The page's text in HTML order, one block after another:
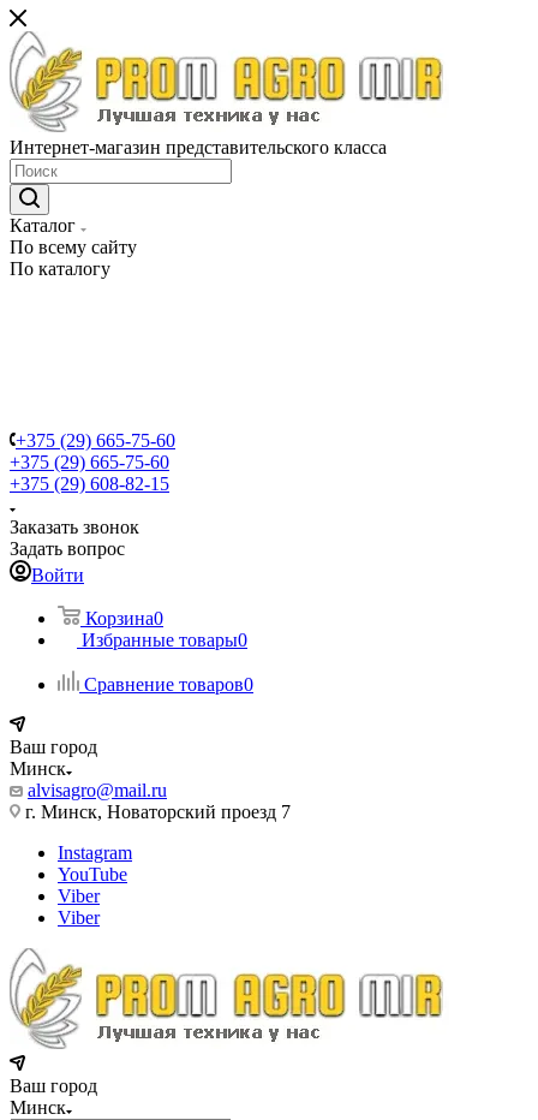
Интернет-магазин представительского класса
Каталог
По всему сайту
По каталогу
+375 (29) 665-75-60
+375 (29) 665-75-60
+375 (29) 608-82-15
Заказать звонок
Задать вопрос
Войти
Корзина0
Избранные товары0
Сравнение товаров0
Ваш город
Минск
alvisagro@mail.ru
г. Минск, Новаторский проезд 7
Instagram
YouTube
Viber
Viber
Ваш город
Минск